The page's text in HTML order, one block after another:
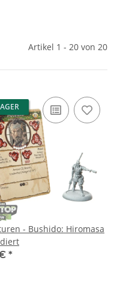
Artikel 1 - 20 von 20
- Bushido: Hiromasa
*